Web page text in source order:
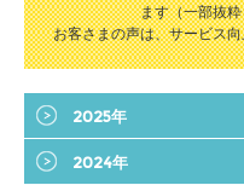
ます（一部抜
お客さまの声は、サービス
2025年
2024年